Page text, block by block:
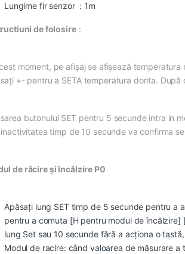
Lungime fir senzor : 1m
de folosire:
moment, pe afișaj se afișează
+- pentru a SETA temperatura dorita.
butonului SET pentru 5 secunde intra in
inactivitatea timp de 10 secunde va confirma
de răcire și încălzire P0
Apăsați lung SET timp de 5 secunde pentru a
pentru a comuta [H pentru modul de
lung Set sau 10 secunde fără a acționa o
Modul de racire: când valoarea de măsurare